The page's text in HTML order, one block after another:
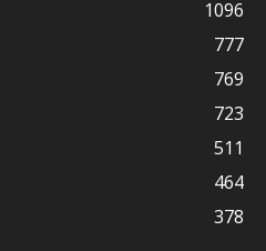
1096
777
769
723
511
464
378